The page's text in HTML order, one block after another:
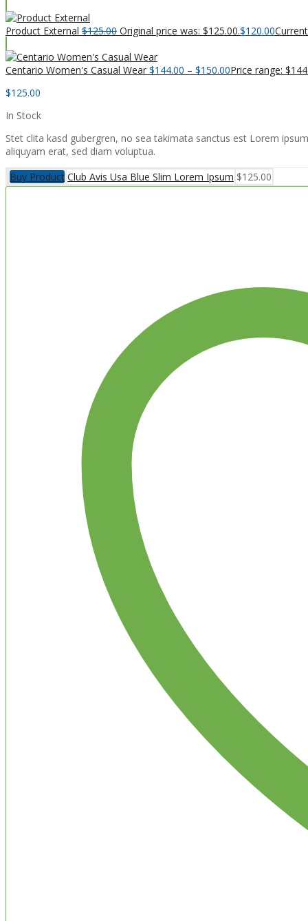
Product External $125.00 Original price was: $125.00.$120.00
Centario Women's Casual Wear $144.00 – $150.00Price range:
$125.00
In Stock
Stet clita kasd gubergren, no sea takimata sanctus est Lorem
aliquyam erat, sed diam voluptua.
Buy Product Club Avis Usa Blue Slim Lorem Ipsum $125.00